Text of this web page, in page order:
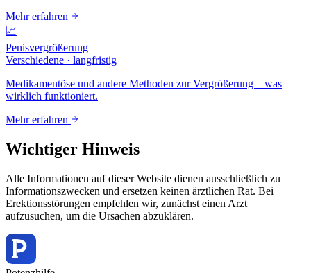
Mehr erfahren
📈
Penisvergrößerung
Verschiedene · langfristig
Medikamentöse und andere Methoden zur Vergrößerung – was
wirklich funktioniert.
Mehr erfahren
Wichtiger Hinweis
Alle Informationen auf dieser Website dienen ausschließlich zu
Informationszwecken und ersetzen keinen ärztlichen Rat. Bei
Erektionsstörungen empfehlen wir, zunächst einen Arzt
aufzusuchen, um die Ursachen abzuklären.